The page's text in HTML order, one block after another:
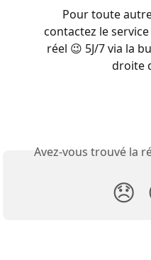
Pour toute
contactez le
réel 😉 5J/7 via la
droite
Avez-vous trouvé la
😞